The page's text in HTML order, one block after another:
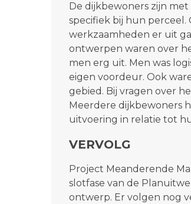
De dijkbewoners zijn
specifiek bij hun perceel.
werkzaamheden er uit
ontwerpen waren over
men erg uit. Men was
eigen voordeur. Ook
gebied. Bij vragen over
Meerdere dijkbewoners
uitvoering in relatie tot
VERVOLG
Project Meanderende
slotfase van de
ontwerp. Er volgen nog